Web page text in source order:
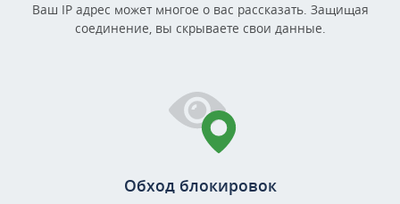
Ваш IP адрес может многое о вас рассказать. Защищая
соединение, вы скрываете свои данные.
Обход блокировок